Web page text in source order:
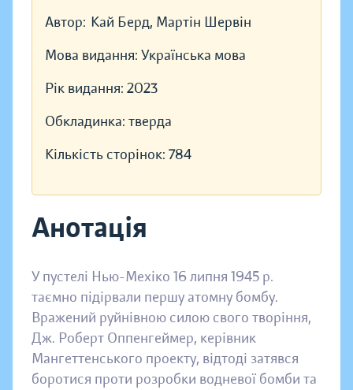
Автор: Кай Берд, Мартін Шервін
Мова видання: Українська мова
Рік видання: 2023
Обкладинка: тверда
Кількість сторінок: 784
Анотація
У пустелі Нью-Мехіко 16 липня 1945 р.
таємно підірвали першу атомну бомбу.
Вражений руйнівною силою свого творіння,
Дж. Роберт Оппенгеймер, керівник
Мангеттенського проекту, відтоді затявся
боротися проти розробки водневої бомби та